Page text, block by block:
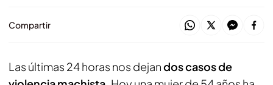
Compartir
Las últimas 24 horas nos dejandos casos de